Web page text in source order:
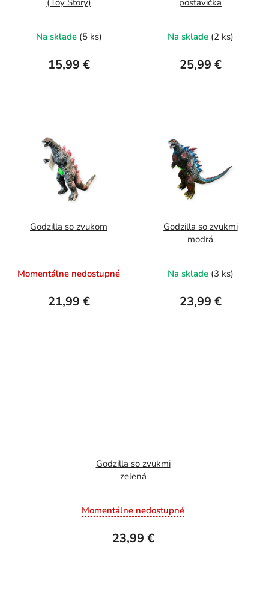
(Toy Story)
Na sklade (5 ks)
15,99 €
postavička
Na sklade (2 ks)
25,99 €
Godzilla so zvukom
Momentálne nedostupné
21,99 €
Godzilla so zvukmi
modrá
Na sklade (3 ks)
23,99 €
Godzilla so zvukmi
zelená
Momentálne nedostupné
23,99 €